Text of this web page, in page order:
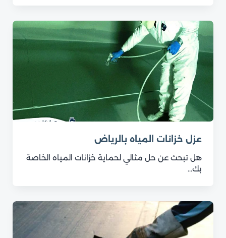
عزل خزانات المياه بالرياض
هل تبحث عن حل مثالي لحماية خزانات المياه الخاصة
بك…